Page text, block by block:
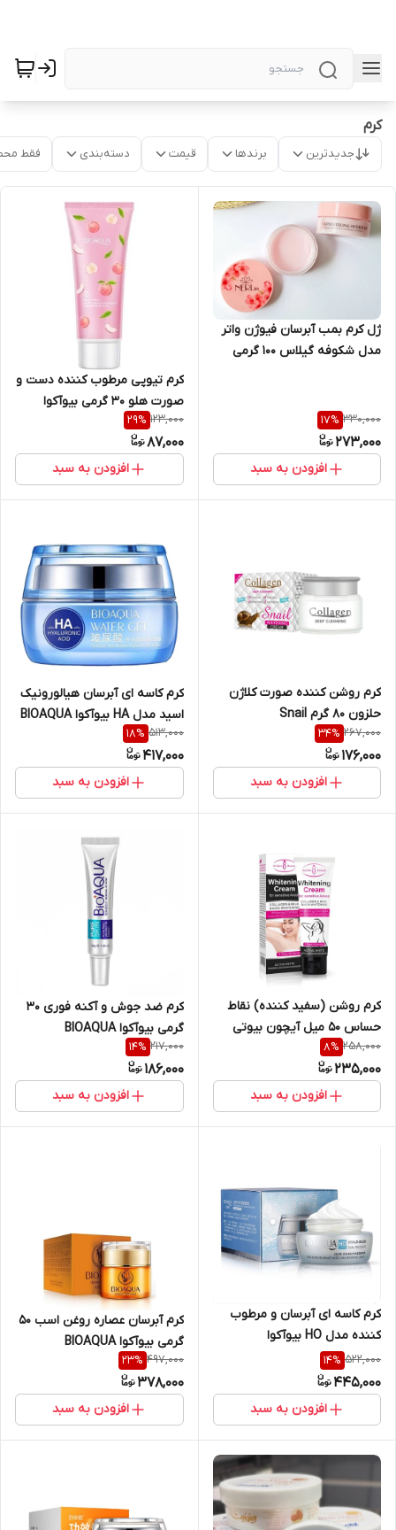
کرم
جدیدترین برندها قیمت دسته‌بندی فقط
ژل کرم بمب آبرسان فیوژن واتر
مدل شکوفه گیلاس 100 گرمی
330,000
17%
273,000
افزودن به سبد
کرم تیوپی مرطوب کننده دست و
صورت هلو 30 گرمی بیوآکوا
BIOAQUA
123,000
29%
87,000
افزودن به سبد
کرم روشن کننده صورت کلاژن
حلزون 80 گرم Snail
267,000
34%
176,000
افزودن به سبد
کرم کاسه ای آبرسان هیالورونیک
اسید مدل HA بیوآکوا BIOAQUA
513,000
18%
417,000
افزودن به سبد
کرم روشن (سفید کننده) نقاط
حساس 50 میل آیچون بیوتی
Aichun Beauty
258,000
8%
235,000
افزودن به سبد
کرم ضد جوش و آکنه فوری 30
گرمی بیوآکوا BIOAQUA
217,000
14%
186,000
افزودن به سبد
کرم کاسه ای آبرسان و مرطوب
کننده مدل HO بیوآکوا
BIOAQUA
522,000
14%
445,000
افزودن به سبد
کرم آبرسان عصاره روغن اسب 50
گرمی بیوآکوا BIOAQUA
497,000
23%
378,000
افزودن به سبد